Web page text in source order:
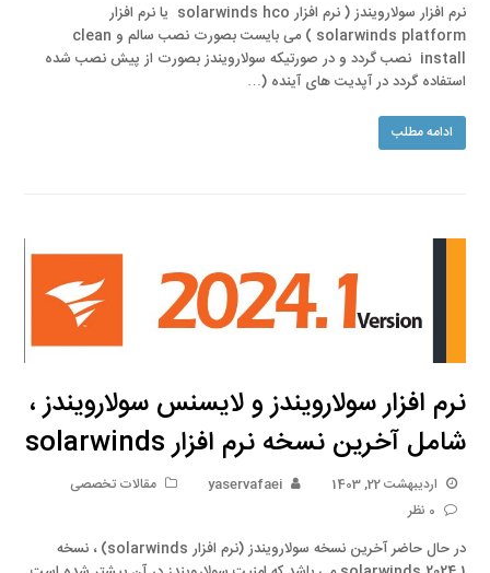
نرم افزار سولارویندز ( نرم افزار solarwinds hco یا نرم افزار
solarwinds platform ) می بایست بصورت نصب سالم و clean
install نصب گردد و در صورتیکه سولارویندز بصورت از پیش نصب شده
استفاده گردد در آپدیت های آینده (…
ادامه مطلب
نرم افزار سولارویندز و لایسنس سولارویندز ،
شامل آخرین نسخه نرم افزار solarwinds
اردیبهشت 22, 1403 yaservafaei
مقالات تخصصی
0 نظر
در حال حاضر آخرین نسخه سولارویندز (نرم افزار solarwinds) ، نسخه